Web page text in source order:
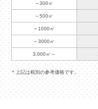
～300㎡
～500㎡
～1000㎡
～3000㎡
3,000㎡～
＊上記は税別の参考価格です。